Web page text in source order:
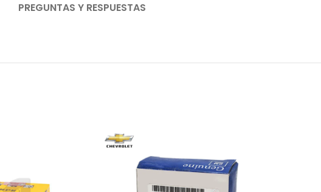
PREGUNTAS Y RESPUESTAS